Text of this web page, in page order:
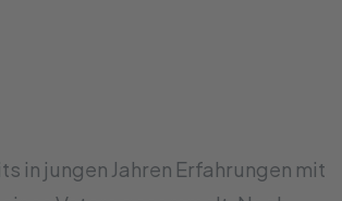
in jungen Jahren Erfahrungen mit